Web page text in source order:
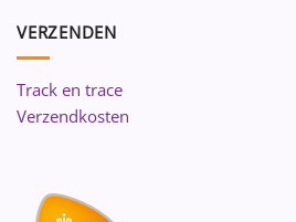
VERZENDEN
Track en trace
Verzendkosten